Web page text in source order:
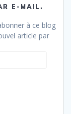
E-MAIL.
à ce blog
article par